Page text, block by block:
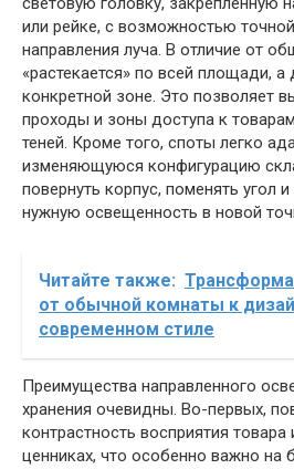
или рейке, с возможностью
направления луча. В отличие от
«растекается» по всей площади,
конкретной зоне. Это позволяет
проходы и зоны доступа к
теней. Кроме того, споты легко
изменяющуюся конфигурацию
повернуть корпус, поменять угол
нужную освещенность в новой
Читайте также:
от обычной комнаты к
современном стиле
Преимущества направленного
хранения очевидны. Во-первых,
контрастность восприятия товара
ценниках, что особенно важно на